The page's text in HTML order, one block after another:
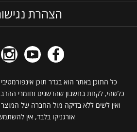
הצהרת
כל התוכן באתר הוא בגדר תוכן
כלשהי, לקחת בחשבון שהדשנים וחומרי
ואין לשים ללא בדיקה מול החברה של
אורגניקו בלבד, אין